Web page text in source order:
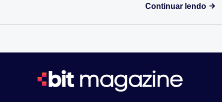
Continuar lendo